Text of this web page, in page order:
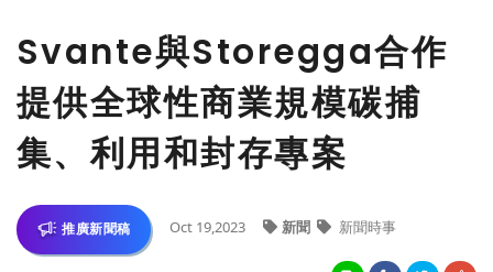
Svante與Storegga合作
提供全球性商業規模碳捕
集、利用和封存專案
推廣新聞稿 Oct 19,2023 新聞 新聞時事